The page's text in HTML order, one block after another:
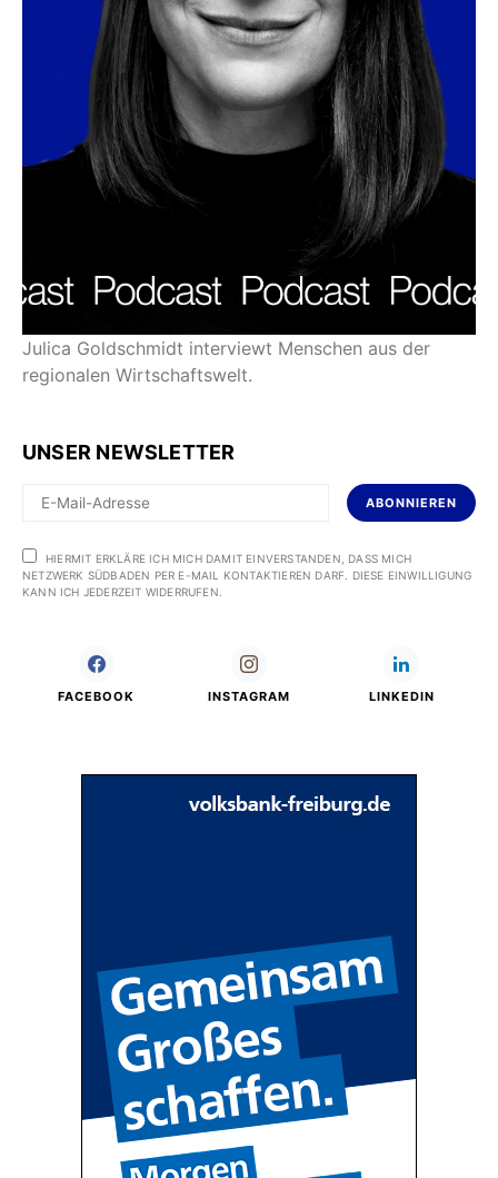
Julica Goldschmidt interviewt Menschen aus der
regionalen Wirtschaftswelt.
UNSER NEWSLETTER
ABONNIEREN
HIERMIT ERKLÄRE ICH MICH DAMIT EINVERSTANDEN, DASS MICH
NETZWERK SÜDBADEN PER E-MAIL KONTAKTIEREN DARF. DIESE EINWILLIGUNG
KANN ICH JEDERZEIT WIDERRUFEN.
FACEBOOK INSTAGRAM LINKEDIN